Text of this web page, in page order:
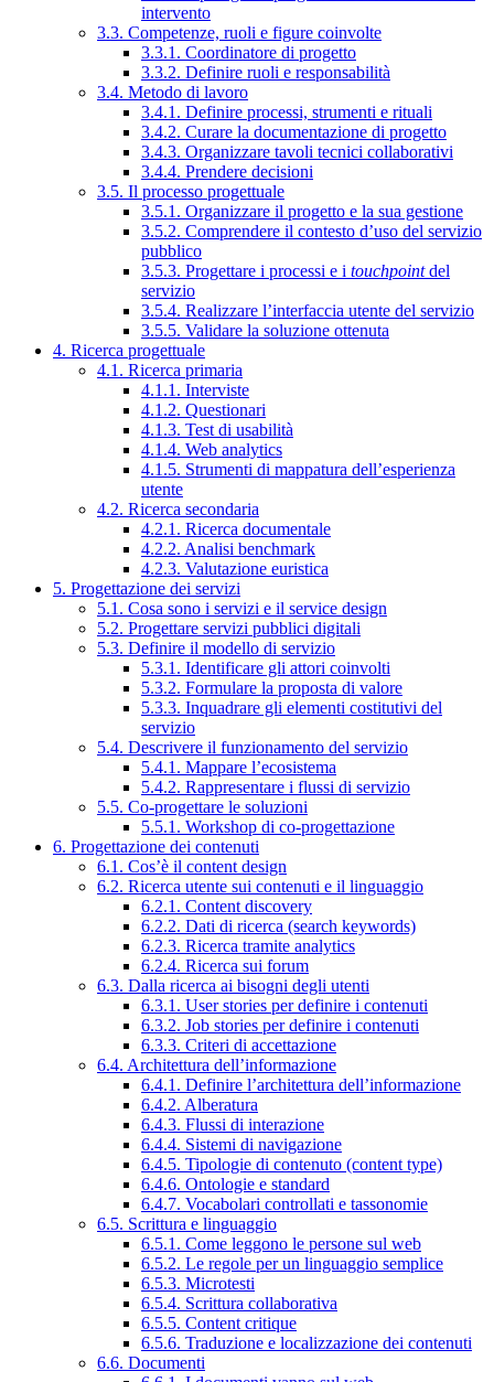
intervento
3.3. Competenze, ruoli e figure coinvolte
3.3.1. Coordinatore di progetto
3.3.2. Definire ruoli e responsabilità
3.4. Metodo di lavoro
3.4.1. Definire processi, strumenti e rituali
3.4.2. Curare la documentazione di progetto
3.4.3. Organizzare tavoli tecnici collaborativi
3.4.4. Prendere decisioni
3.5. Il processo progettuale
3.5.1. Organizzare il progetto e la sua gestione
3.5.2. Comprendere il contesto d’uso del servizio
pubblico
3.5.3. Progettare i processi e i touchpointdel
servizio
3.5.4. Realizzare l’interfaccia utente del servizio
3.5.5. Validare la soluzione ottenuta
4. Ricerca progettuale
4.1. Ricerca primaria
4.1.1. Interviste
4.1.2. Questionari
4.1.3. Test di usabilità
4.1.4. Web analytics
4.1.5. Strumenti di mappatura dell’esperienza
utente
4.2. Ricerca secondaria
4.2.1. Ricerca documentale
4.2.2. Analisi benchmark
4.2.3. Valutazione euristica
5. Progettazione dei servizi
5.1. Cosa sono i servizi e il service design
5.2. Progettare servizi pubblici digitali
5.3. Definire il modello di servizio
5.3.1. Identificare gli attori coinvolti
5.3.2. Formulare la proposta di valore
5.3.3. Inquadrare gli elementi costitutivi del
servizio
5.4. Descrivere il funzionamento del servizio
5.4.1. Mappare l’ecosistema
5.4.2. Rappresentare i flussi di servizio
5.5. Co-progettare le soluzioni
5.5.1. Workshop di co-progettazione
6. Progettazione dei contenuti
6.1. Cos’è il content design
6.2. Ricerca utente sui contenuti e il linguaggio
6.2.1. Content discovery
6.2.2. Dati di ricerca (search keywords)
6.2.3. Ricerca tramite analytics
6.2.4. Ricerca sui forum
6.3. Dalla ricerca ai bisogni degli utenti
6.3.1. User stories per definire i contenuti
6.3.2. Job stories per definire i contenuti
6.3.3. Criteri di accettazione
6.4. Architettura dell’informazione
6.4.1. Definire l’architettura dell’informazione
6.4.2. Alberatura
6.4.3. Flussi di interazione
6.4.4. Sistemi di navigazione
6.4.5. Tipologie di contenuto (content type)
6.4.6. Ontologie e standard
6.4.7. Vocabolari controllati e tassonomie
6.5. Scrittura e linguaggio
6.5.1. Come leggono le persone sul web
6.5.2. Le regole per un linguaggio semplice
6.5.3. Microtesti
6.5.4. Scrittura collaborativa
6.5.5. Content critique
6.5.6. Traduzione e localizzazione dei contenuti
6.6. Documenti